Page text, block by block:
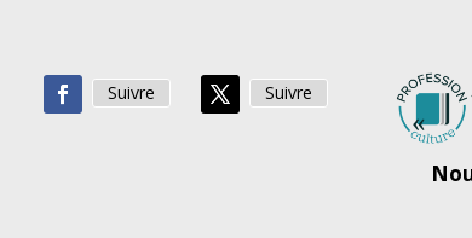
Suivre Suivre